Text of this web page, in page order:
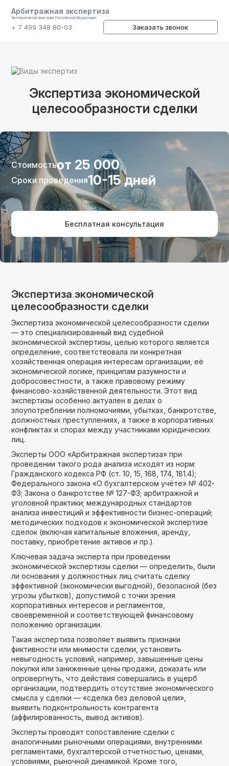
Арбитражная экспертиза
Экспертная организация Российской Федерации
+ 7 499 348 80-03 Заказать звонок
Виды экспертиз
Экспертиза экономической
целесообразности сделки
Стоимостьот 25 000
Сроки проведения10-15 дней
Бесплатная консультация
Экспертиза экономической
целесообразности сделки
Экспертиза экономической целесообразности сделки
— это специализированный вид судебной
экономической экспертизы, целью которого является
определение, соответствовала ли конкретная
хозяйственная операция интересам организации, её
экономической логике, принципам разумности и
добросовестности, а также правовому режиму
финансово-хозяйственной деятельности. Этот вид
экспертизы особенно актуален в делах о
злоупотреблении полномочиями, убытках, банкротстве,
должностных преступлениях, а также в корпоративных
конфликтах и спорах между участниками юридических
лиц.
Эксперты ООО «Арбитражная экспертиза» при
проведении такого рода анализа исходят из норм:
Гражданского кодекса РФ (ст. 10, 15, 168, 174, 181.4);
Федерального закона «О бухгалтерском учёте» № 402-
ФЗ; Закона о банкротстве № 127-ФЗ; арбитражной и
уголовной практики; международных стандартов
анализа инвестиций и эффективности бизнес-операций;
методических подходов к экономической экспертизе
сделок (включая капитальные вложения, аренду,
поставку, приобретение активов и пр.).
Ключевая задача эксперта при проведении
экономической экспертизы сделки — определить, были
ли основания у должностных лиц считать сделку
эффективной (экономически выгодной), безопасной (без
угрозы убытков), допустимой с точки зрения
корпоративных интересов и регламентов,
своевременной и соответствующей финансовому
положению организации.
Такая экспертиза позволяет выявить признаки
фиктивности или мнимости сделки, установить
невыгодность условий, например, завышенные цены
покупки или заниженные цены продажи, доказать или
опровергнуть, что действия совершались в ущерб
организации, подтвердить отсутствие экономического
смысла у сделки — «сделка без деловой цели»,
выявить подконтрольность контрагента
(аффилированность, вывод активов).
Эксперты проводят сопоставление сделки с
аналогичными рыночными операциями, внутренними
регламентами, бухгалтерской отчетностью, ценами,
условиями, рыночной динамикой. Кроме того,